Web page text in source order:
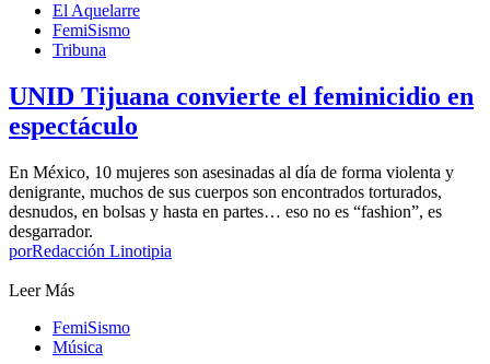
El Aquelarre
FemiSismo
Tribuna
UNID Tijuana convierte el feminicidio en
espectáculo
En México, 10 mujeres son asesinadas al día de forma violenta y
denigrante, muchos de sus cuerpos son encontrados torturados,
desnudos, en bolsas y hasta en partes… eso no es “fashion”, es
desgarrador.
porRedacción Linotipia
Leer Más
FemiSismo
Música